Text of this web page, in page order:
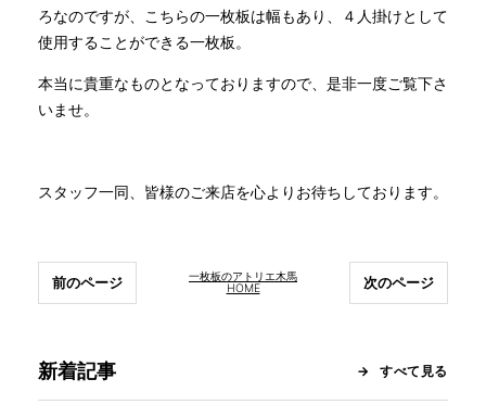
ろなのですが、こちらの一枚板は幅もあり、４人掛けとして
使用することができる一枚板。
本当に貴重なものとなっておりますので、是非一度ご覧下さ
いませ。
スタッフ一同、皆様のご来店を心よりお待ちしております。
一枚板のアトリエ木馬
HOME
前のページ 次のページ
新着記事 すべて見る